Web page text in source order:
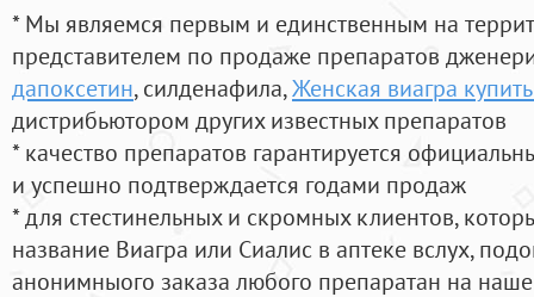
* Мы являемся первым и единственным на
представителем по продаже препаратов
дапоксетин, силденафила,Женская виагра
дистрибьютором других известных препаратов
* качество препаратов гарантируется
и успешно подтверждается годами продаж
* для стестинельных и скромных клиентов,
название Виагра или Сиалис в аптеке вслух,
анонимныого заказа любого препаратан на